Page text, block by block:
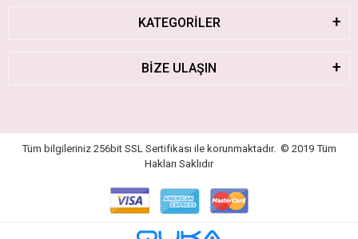
KATEGORİLER
BİZE ULAŞIN
Tüm bilgileriniz 256bit SSL Sertifikası ile korunmaktadır. © 2019 Tüm
Hakları Saklıdır